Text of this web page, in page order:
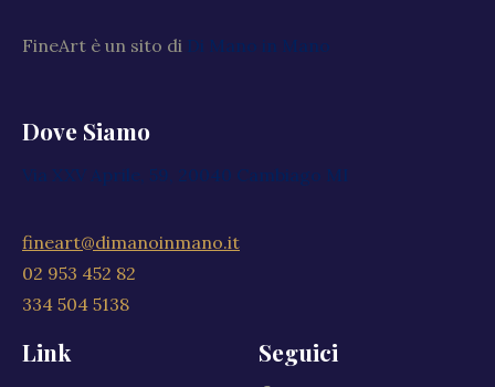
FineArt è un sito di Di Mano in Mano
Dove Siamo
Via XXV Aprile, 59, 20040 Cambiago MI
fineart@dimanoinmano.it
02 953 452 82
334 504 5138
Link Seguici